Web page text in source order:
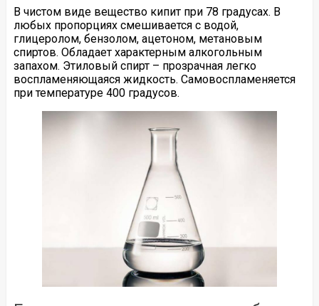
В чистом виде вещество кипит при 78 градусах. В
любых пропорциях смешивается с водой,
глицеролом, бензолом, ацетоном, метановым
спиртов. Обладает характерным алкогольным
запахом. Этиловый спирт – прозрачная легко
воспламеняющаяся жидкость. Самовоспламеняется
при температуре 400 градусов.